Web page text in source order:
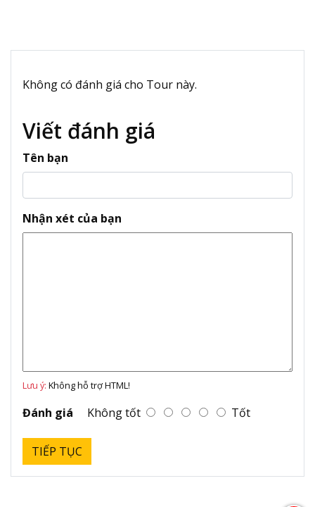
Không có đánh giá cho Tour này.
Viết đánh giá
Tên bạn
Nhận xét của bạn
Lưu ý: Không hỗ trợ HTML!
Đánh giá Không tốt Tốt
TIẾP TỤC